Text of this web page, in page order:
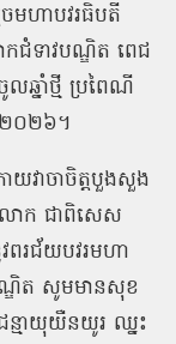
មហាបវរធិបតី
ជំទាវបណ្ឌិត ពេជ
ឆ្នាំថ្មី ប្រពៃណី
២០២៦។
យវាចាចិត្តបួងសួង
ោក ជាពិសេស
វពរជ័យបវរមហា
ណ្ឌិត សូមមានសុខ
ជន្មាយុយឺនយូរ ឈ្នះ